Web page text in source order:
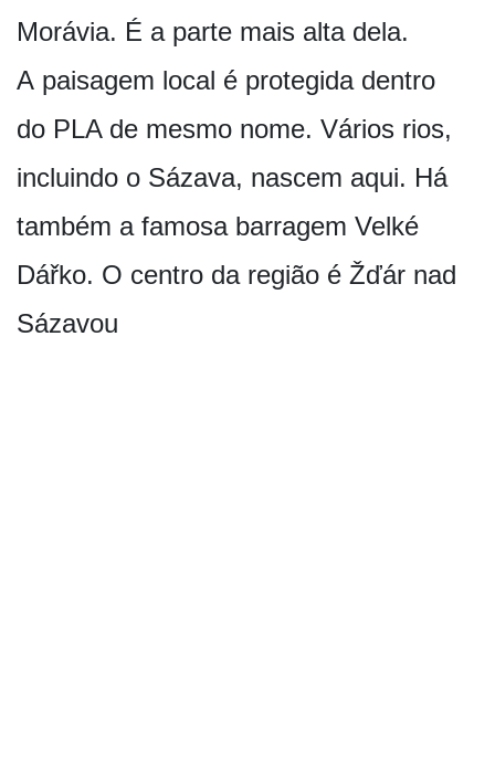
Morávia. É a parte mais alta dela.
A paisagem local é protegida dentro
do PLA de mesmo nome. Vários rios,
incluindo o Sázava, nascem aqui. Há
também a famosa barragem Velké
Dářko. O centro da região é Žďár nad
Sázavou